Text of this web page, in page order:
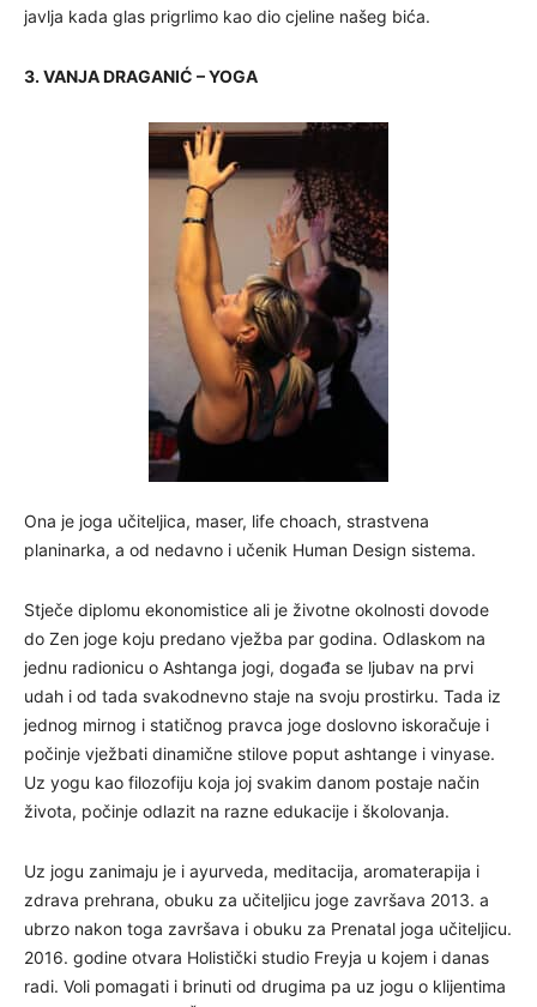
javlja kada glas prigrlimo kao dio cjeline našeg bića.
3. VANJA DRAGANIĆ – YOGA
Ona je joga učiteljica, maser, life choach, strastvena
planinarka, a od nedavno i učenik Human Design sistema.
Stječe diplomu ekonomistice ali je životne okolnosti dovode
do Zen joge koju predano vježba par godina. Odlaskom na
jednu radionicu o Ashtanga jogi, događa se ljubav na prvi
udah i od tada svakodnevno staje na svoju prostirku. Tada iz
jednog mirnog i statičnog pravca joge doslovno iskoračuje i
počinje vježbati dinamične stilove poput ashtange i vinyase.
Uz yogu kao filozofiju koja joj svakim danom postaje način
života, počinje odlazit na razne edukacije i školovanja.
Uz jogu zanimaju je i ayurveda, meditacija, aromaterapija i
zdrava prehrana, obuku za učiteljicu joge završava 2013. a
ubrzo nakon toga završava i obuku za Prenatal joga učiteljicu.
2016. godine otvara Holistički studio Freyja u kojem i danas
radi. Voli pomagati i brinuti od drugima pa uz jogu o klijentima